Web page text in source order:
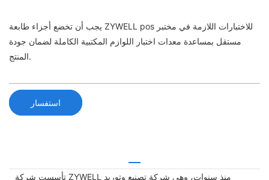
يجب أن تخضع أجزاء طابعة ZYWELL pos للاختبارات اللازمة في مختبر
مستقل بمساعدة معدات اختبار اللوازم المكتبية الكاملة لضمان جودة
المنتج.
استفسار
تأسست شركة ZYWELL منذ سنوات، وهي شركة تصنيع وتوريد